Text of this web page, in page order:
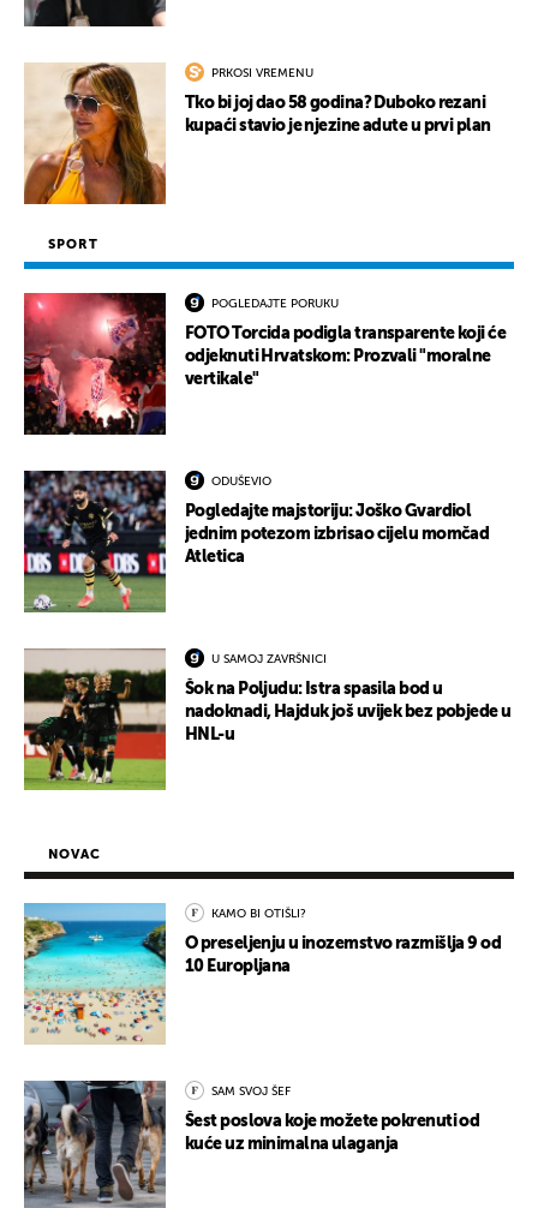
PRKOSI VREMENU
Tko bi joj dao 58 godina? Duboko rezani
kupaći stavio je njezine adute u prvi plan
SPORT
POGLEDAJTE PORUKU
FOTO Torcida podigla transparente koji će
odjeknuti Hrvatskom: Prozvali "moralne
vertikale"
ODUŠEVIO
Pogledajte majstoriju: Joško Gvardiol
jednim potezom izbrisao cijelu momčad
Atletica
U SAMOJ ZAVRŠNICI
Šok na Poljudu: Istra spasila bod u
nadoknadi, Hajduk još uvijek bez pobjede u
HNL-u
NOVAC
KAMO BI OTIŠLI?
O preseljenju u inozemstvo razmišlja 9 od
10 Europljana
SAM SVOJ ŠEF
Šest poslova koje možete pokrenuti od
kuće uz minimalna ulaganja